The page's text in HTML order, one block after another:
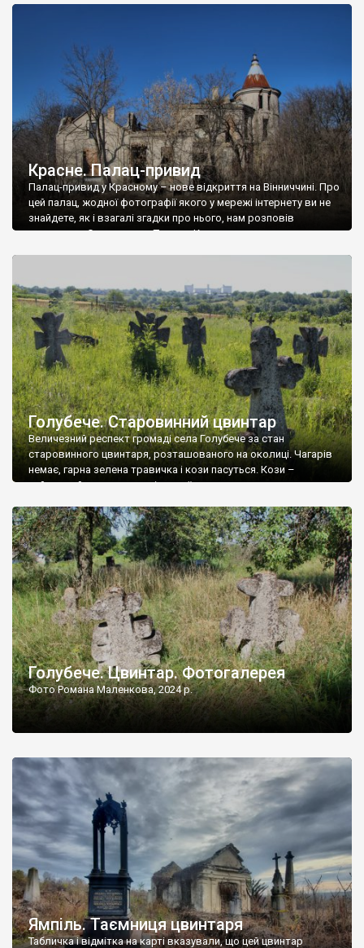
Красне. Палац-привид
Палац-привид у Красному – нове відкриття на Вінниччині. Про
цей палац, жодної фотографії якого у мережі інтернету ви не
знайдете, як і взагалі згадки про нього, нам розповів
мешканець Самгородка. Палац у Красному вразив не лише
Голубече. Старовинний цвинтар
Величезний респект громаді села Голубече за стан
старовинного цвинтаря, розташованого на околиці. Чагарів
немає, гарна зелена травичка і кози пасуться. Кози –
найкращий регулятор шкідливої, для старих кладовищ,
бруньками, кози ті бруньки обгризають, бо то улюблений
делікатес. На цвинтарі у Голубечому ціла колекція
різноманітних форм хрестів. Село відносно невелике, […]
Голубече. Цвинтар. Фотогалерея
Фото Романа Маленкова, 2024 р.
Ямпіль. Таємниця цвинтаря
Табличка і відмітка на карті вказували, що цей цвинтар